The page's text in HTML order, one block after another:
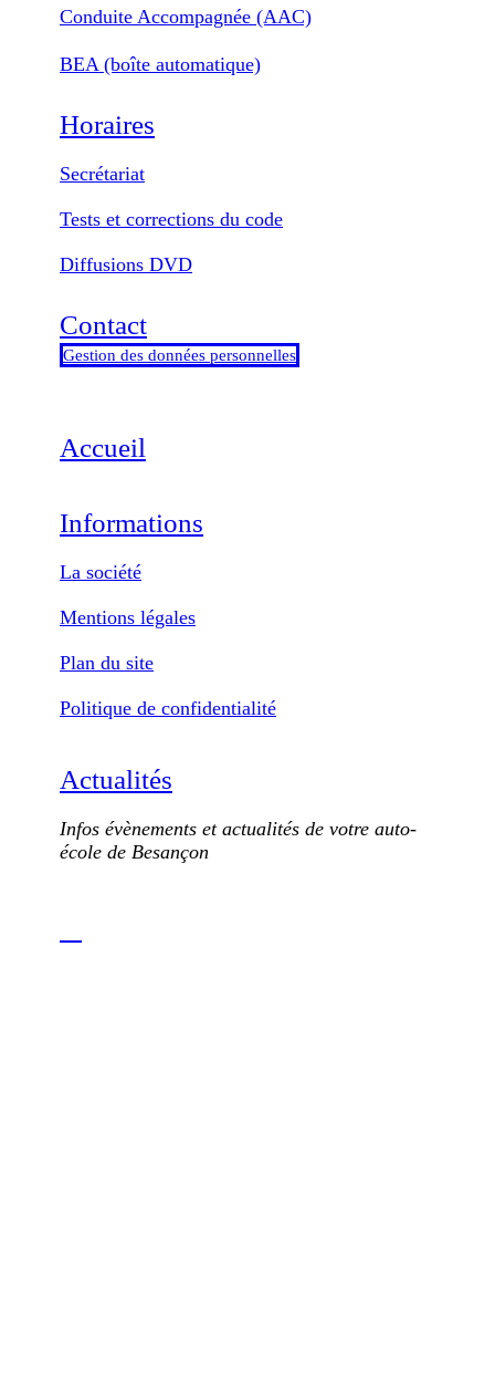
Conduite Accompagnée (AAC)
BEA (boîte automatique)
Horaires
Secrétariat
Tests et corrections du code
Diffusions DVD
Contact
Gestion des données personnelles
Accueil
Informations
La société
Mentions légales
Plan du site
Politique de confidentialité
Actualités
Infos évènements et actualités de votre auto-
école de Besançon